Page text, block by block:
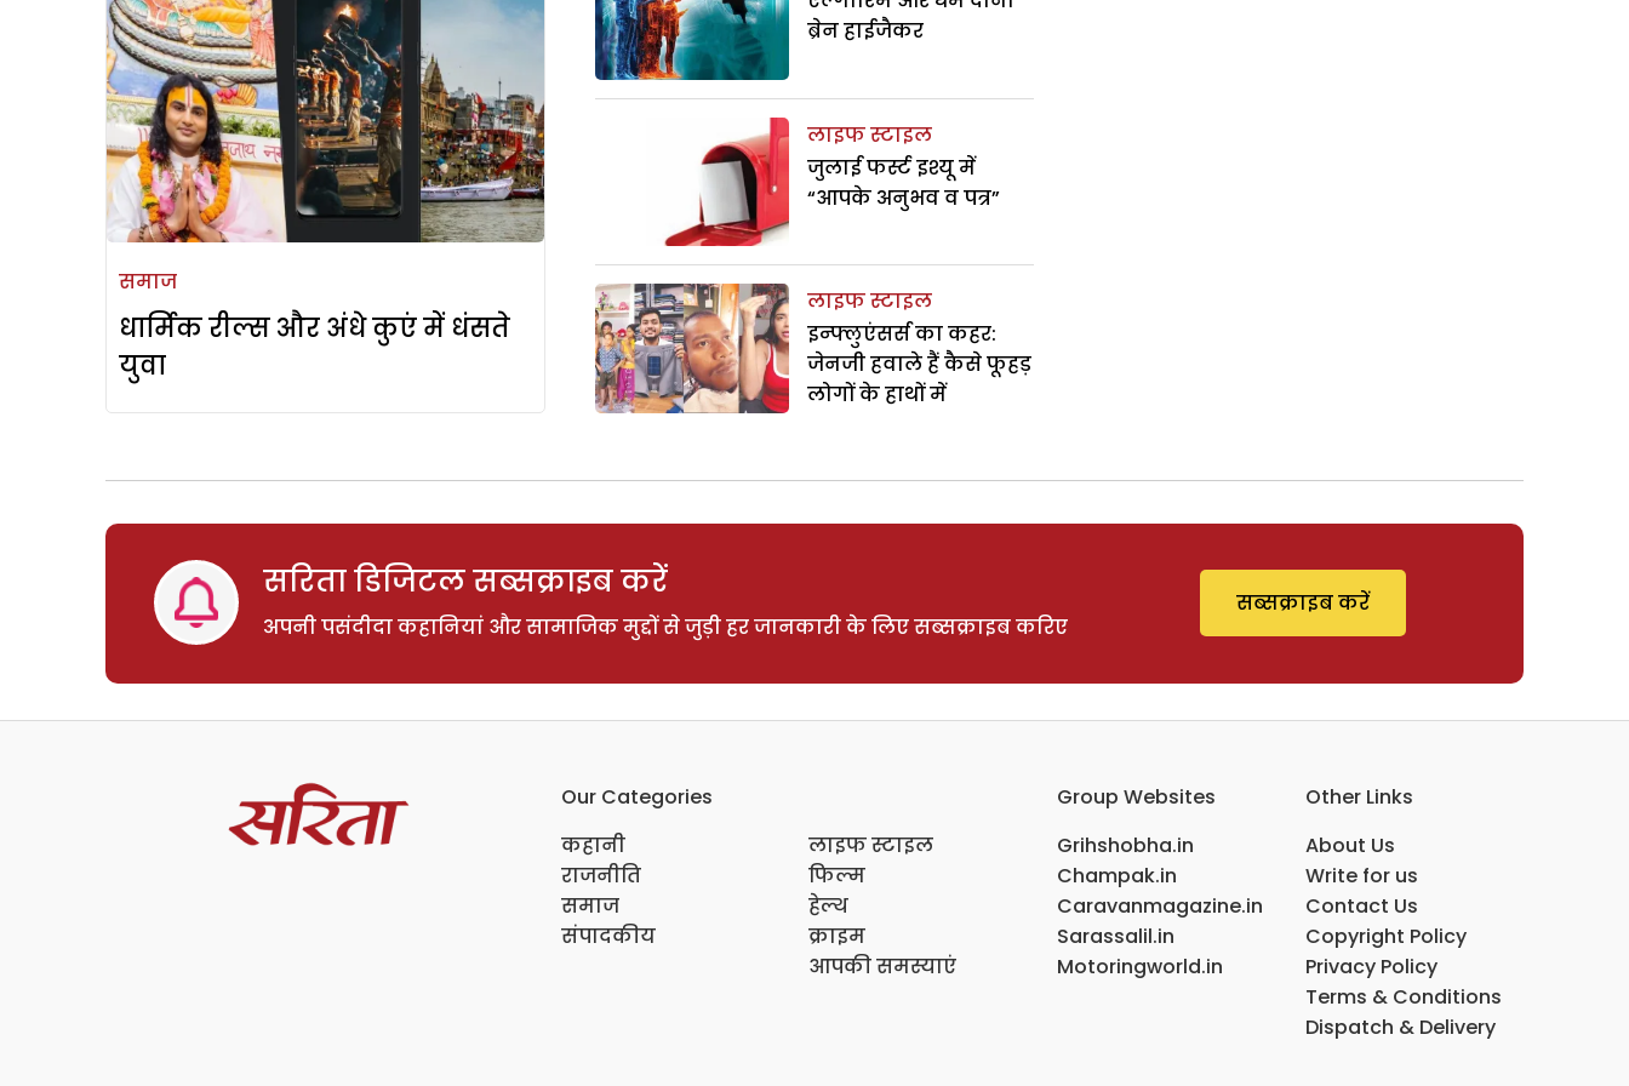
समाज
धार्मिक रील्स और अंधे कुएं में धंसते
युवा
ब्रेन हाईजैकर
लाइफ स्टाइल
जुलाई फर्स्ट इश्यू में
“आपके अनुभव व पत्र”
लाइफ स्टाइल
इन्फ्लुएंसर्स का कहर:
जेनजी हवाले हैं कैसे फूहड़
लोगों के हाथों में
सरिता डिजिटल सब्सक्राइब करें
अपनी पसंदीदा कहानियां और सामाजिक मुद्दों से जुड़ी हर जानकारी के लिए सब्सक्राइब करिए
सब्सक्राइब करें
Our Categories
कहानी
राजनीति
समाज
संपादकीय
लाइफ स्टाइल
फिल्म
हेल्थ
क्राइम
आपकी समस्याएं
Group Websites
Grihshobha.in
Champak.in
Caravanmagazine.in
Sarassalil.in
Motoringworld.in
Other Links
About Us
Write for us
Contact Us
Copyright Policy
Privacy Policy
Terms & Conditions
Dispatch & Delivery